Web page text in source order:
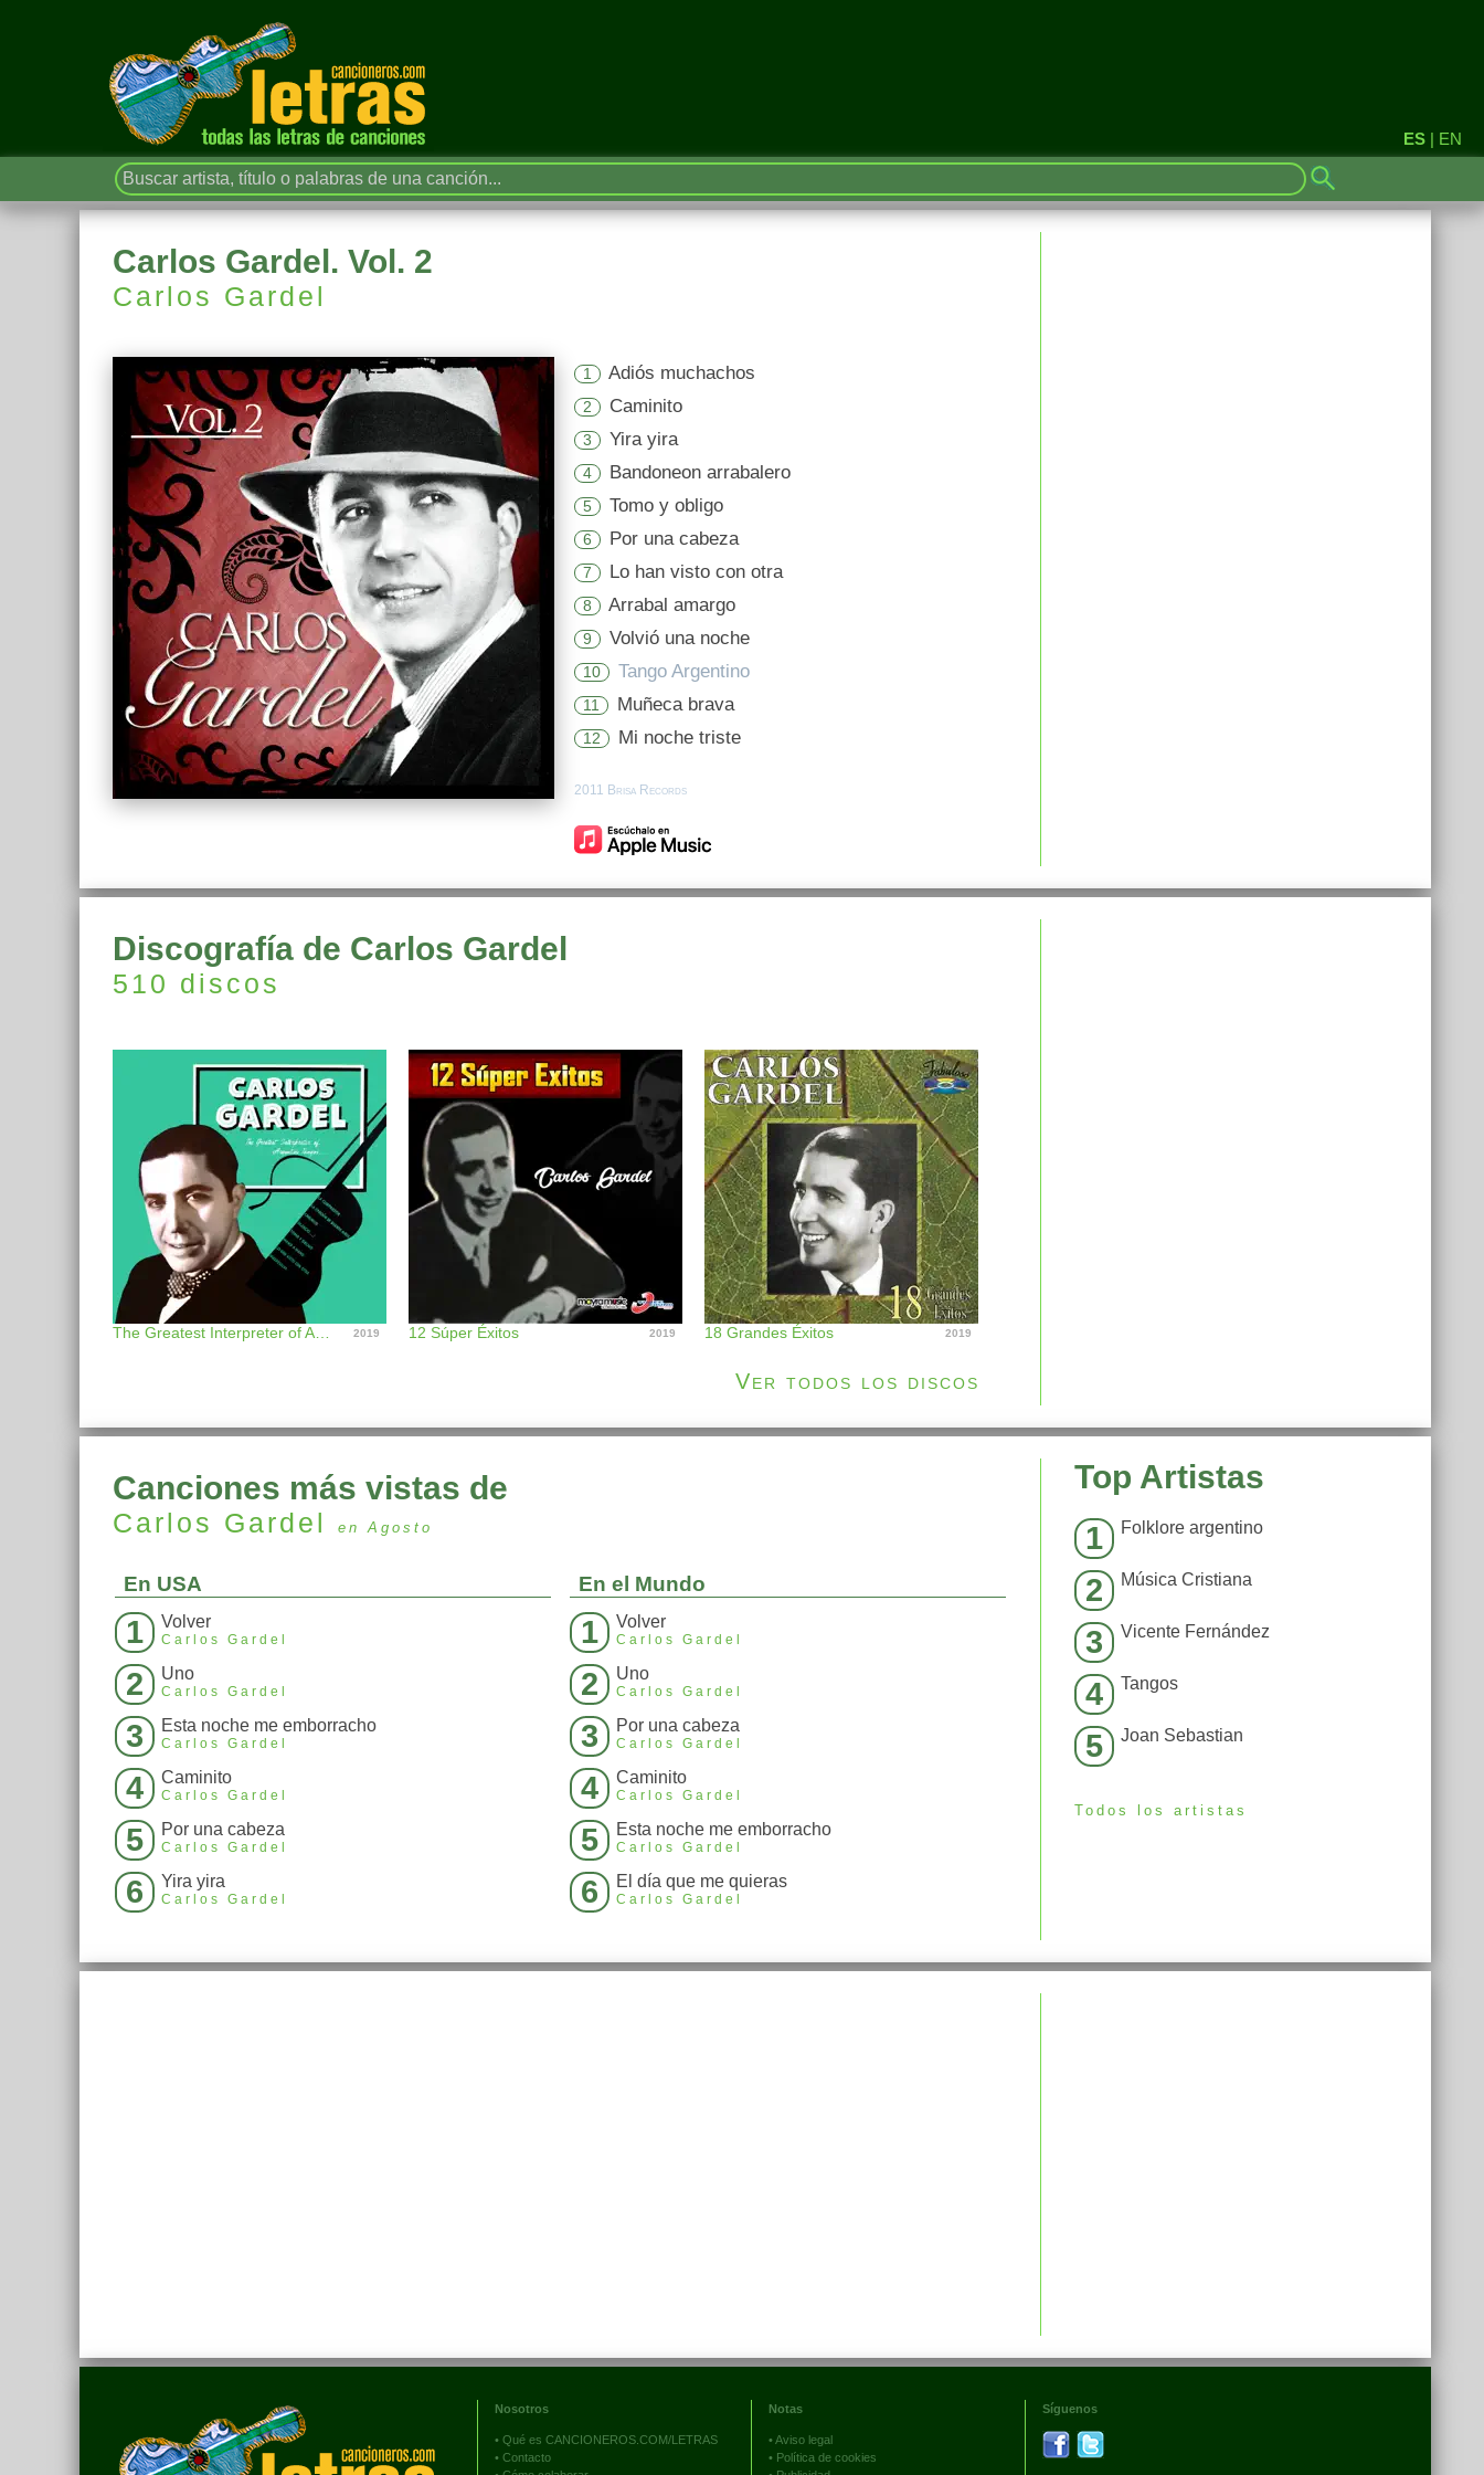
ES | EN
Carlos Gardel. Vol. 2
Carlos Gardel
1 Adiós muchachos
2 Caminito
3 Yira yira
4 Bandoneon arrabalero
5 Tomo y obligo
6 Por una cabeza
7 Lo han visto con otra
8 Arrabal amargo
9 Volvió una noche
10 Tango Argentino
11 Muñeca brava
12 Mi noche triste
2011 Brisa Records
Discografía de Carlos Gardel
510 discos
2019 12 Súper Éxitos 2019 18 Grandes Éxitos 2019
Ver todos los discos
Canciones más vistas de
Carlos Gardel en Agosto
En USA
1 Volver
Carlos Gardel
2 Uno
Carlos Gardel
3 Esta noche me emborracho
Carlos Gardel
4 Caminito
Carlos Gardel
5 Por una cabeza
Carlos Gardel
6 Yira yira
Carlos Gardel
En el Mundo
1 Volver
Carlos Gardel
2 Uno
Carlos Gardel
3 Por una cabeza
Carlos Gardel
4 Caminito
Carlos Gardel
5 Esta noche me emborracho
Carlos Gardel
6 El día que me quieras
Carlos Gardel
Top Artistas
1 Folklore argentino
2 Música Cristiana
3 Vicente Fernández
4 Tangos
5 Joan Sebastian
Todos los artistas
Nosotros
• Qué es CANCIONEROS.COM/LETRAS
• Contacto
Notas
•Aviso legal
• Política de cookies
Síguenos